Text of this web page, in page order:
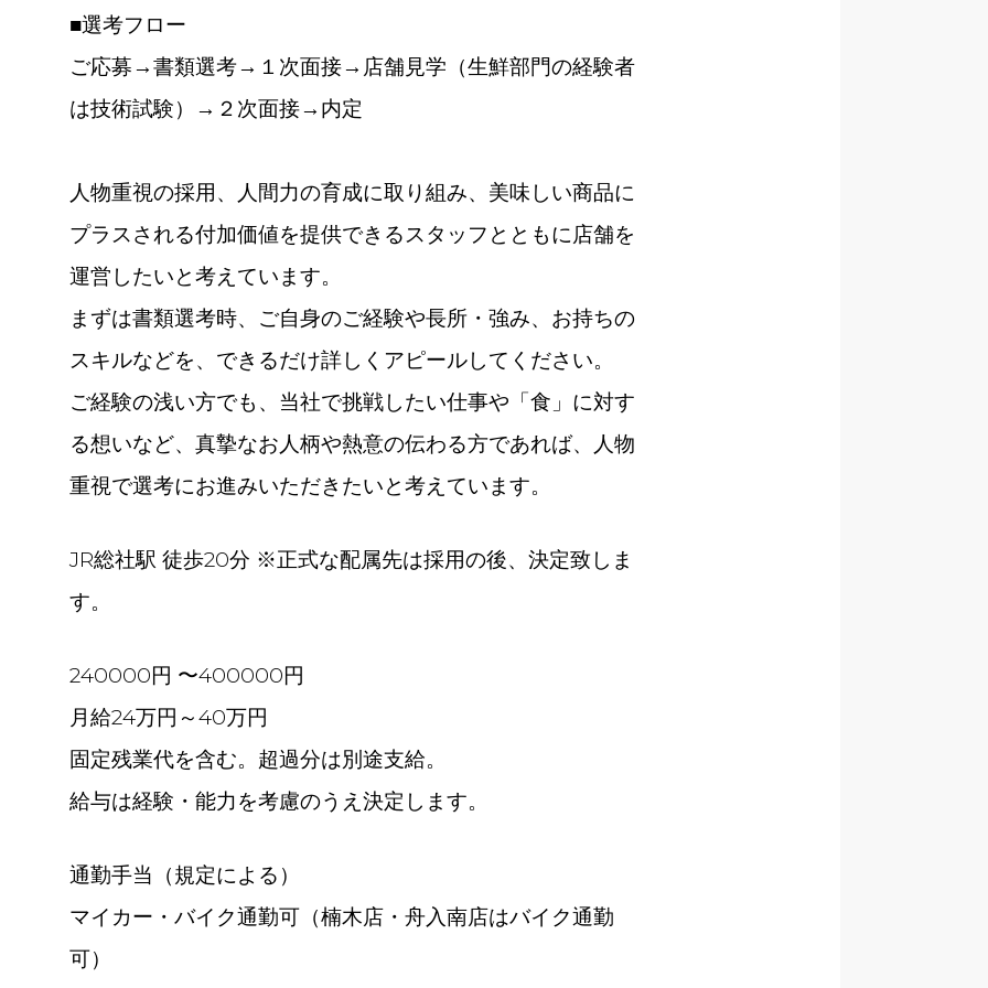
■選考フロー
ご応募→書類選考→１次面接→店舗見学（生鮮部門の経験者
は技術試験）→２次面接→内定
人物重視の採用、人間力の育成に取り組み、美味しい商品に
プラスされる付加価値を提供できるスタッフとともに店舗を
運営したいと考えています。
まずは書類選考時、ご自身のご経験や長所・強み、お持ちの
スキルなどを、できるだけ詳しくアピールしてください。
ご経験の浅い方でも、当社で挑戦したい仕事や「食」に対す
る想いなど、真摯なお人柄や熱意の伝わる方であれば、人物
重視で選考にお進みいただきたいと考えています。
JR総社駅 徒歩20分 ※正式な配属先は採用の後、決定致しま
す。
240000円 〜400000円
月給24万円～40万円
固定残業代を含む。超過分は別途支給。
給与は経験・能力を考慮のうえ決定します。
通勤手当（規定による）
マイカー・バイク通勤可（楠木店・舟入南店はバイク通勤
可）